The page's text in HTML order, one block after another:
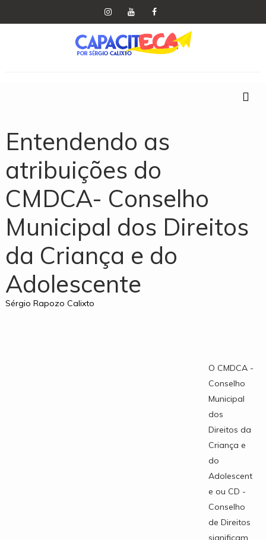
Entendendo as
atribuições do
CMDCA- Conselho
Municipal dos Direitos
da Criança e do
Adolescente
Sérgio Rapozo Calixto
O CMDCA -
Conselho
Municipal
dos
Direitos da
Criança e
do
Adolescent
e ou CD -
Conselho
de Direitos
significam